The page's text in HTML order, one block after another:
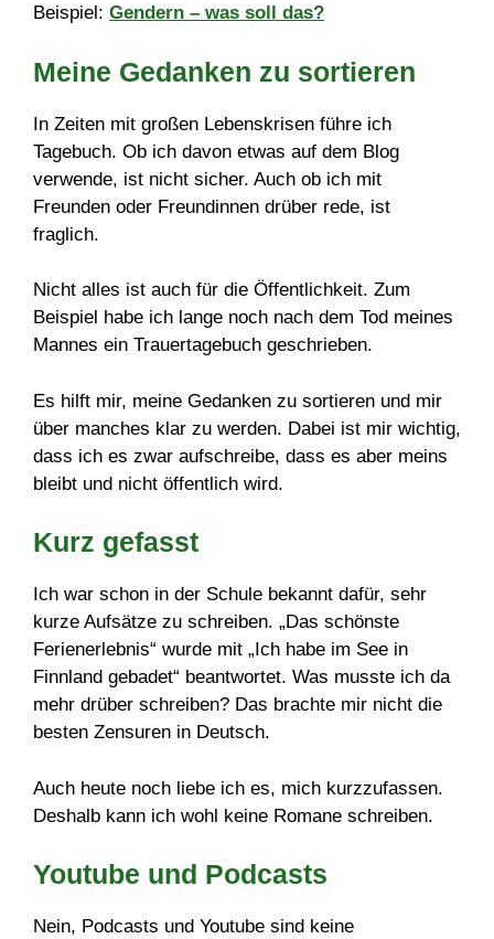
Beispiel: Gendern – was soll das?
Meine Gedanken zu sortieren
In Zeiten mit großen Lebenskrisen führe ich
Tagebuch. Ob ich davon etwas auf dem Blog
verwende, ist nicht sicher. Auch ob ich mit
Freunden oder Freundinnen drüber rede, ist
fraglich.
Nicht alles ist auch für die Öffentlichkeit. Zum
Beispiel habe ich lange noch nach dem Tod meines
Mannes ein Trauertagebuch geschrieben.
Es hilft mir, meine Gedanken zu sortieren und mir
über manches klar zu werden. Dabei ist mir wichtig,
dass ich es zwar aufschreibe, dass es aber meins
bleibt und nicht öffentlich wird.
Kurz gefasst
Ich war schon in der Schule bekannt dafür, sehr
kurze Aufsätze zu schreiben. „Das schönste
Ferienerlebnis“ wurde mit „Ich habe im See in
Finnland gebadet“ beantwortet. Was musste ich da
mehr drüber schreiben? Das brachte mir nicht die
besten Zensuren in Deutsch.
Auch heute noch liebe ich es, mich kurzzufassen.
Deshalb kann ich wohl keine Romane schreiben.
Youtube und Podcasts
Nein, Podcasts und Youtube sind keine